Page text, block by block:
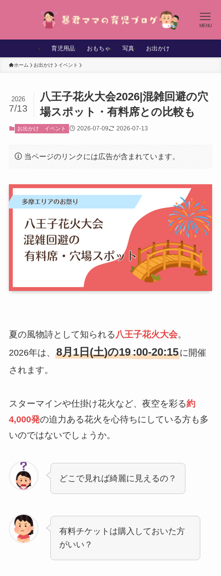
MENU
育児用品 おもちゃ 写真 お出かけ
ホーム お出かけ イベント
八王子花火大会2026|混雑回避の穴
場スポット・有料席との比較も
2026
7/13
お出かけ イベント 2026-07-09 2026-07-13
当ページのリンクには広告が含まれています。
夏の風物詩として知られる 八王子花火大会。
2026年は、 8月1日(土)の19:00-20:15に開催
されます。
スターマインや仕掛け花火など、夜空を彩る約
4,000発の迫力ある花火を心待ちにしている方も多
いのではないでしょうか。
どこで見れば綺麗に見えるの？
有料チケットは購入しておいた方
がいい？